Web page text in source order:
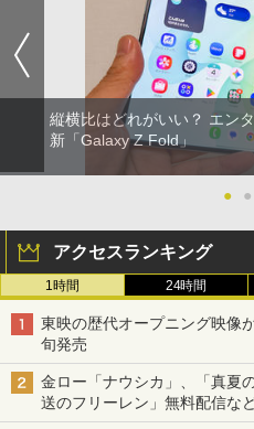
縦横比はどれがいい？ エン
新「Galaxy Z Fold」
● ●
アクセスランキング
1時間 24時間
東映の歴代オープニング映像
旬発売
金ロー「ナウシカ」、「真夏
送のフリーレン」無料配信な